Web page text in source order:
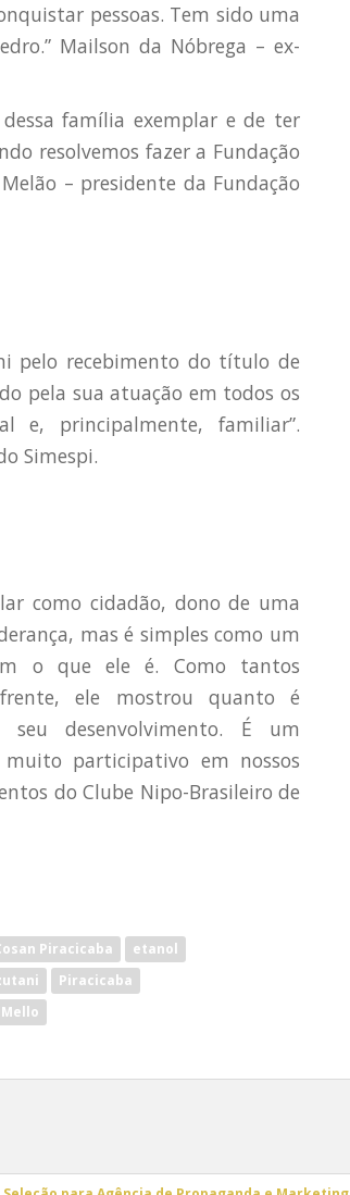
pessoas. Tem sido uma
Mailson da Nóbrega – ex-
família exemplar e de ter
resolvemos fazer a Fundação
– presidente da Fundação
pelo recebimento do título de
pela sua atuação em todos os
e, principalmente, familiar”.
Simespi.
como cidadão, dono de uma
mas é simples como um
o que ele é. Como tantos
ele mostrou quanto é
desenvolvimento. É um
participativo em nossos
do Clube Nipo-Brasileiro de
Piracicaba
etanol
Piracicaba